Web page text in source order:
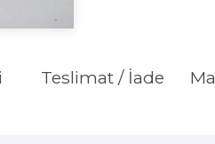
Teslimat / İade